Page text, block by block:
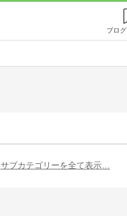
ブログ
サブカテゴリーを全て表示…